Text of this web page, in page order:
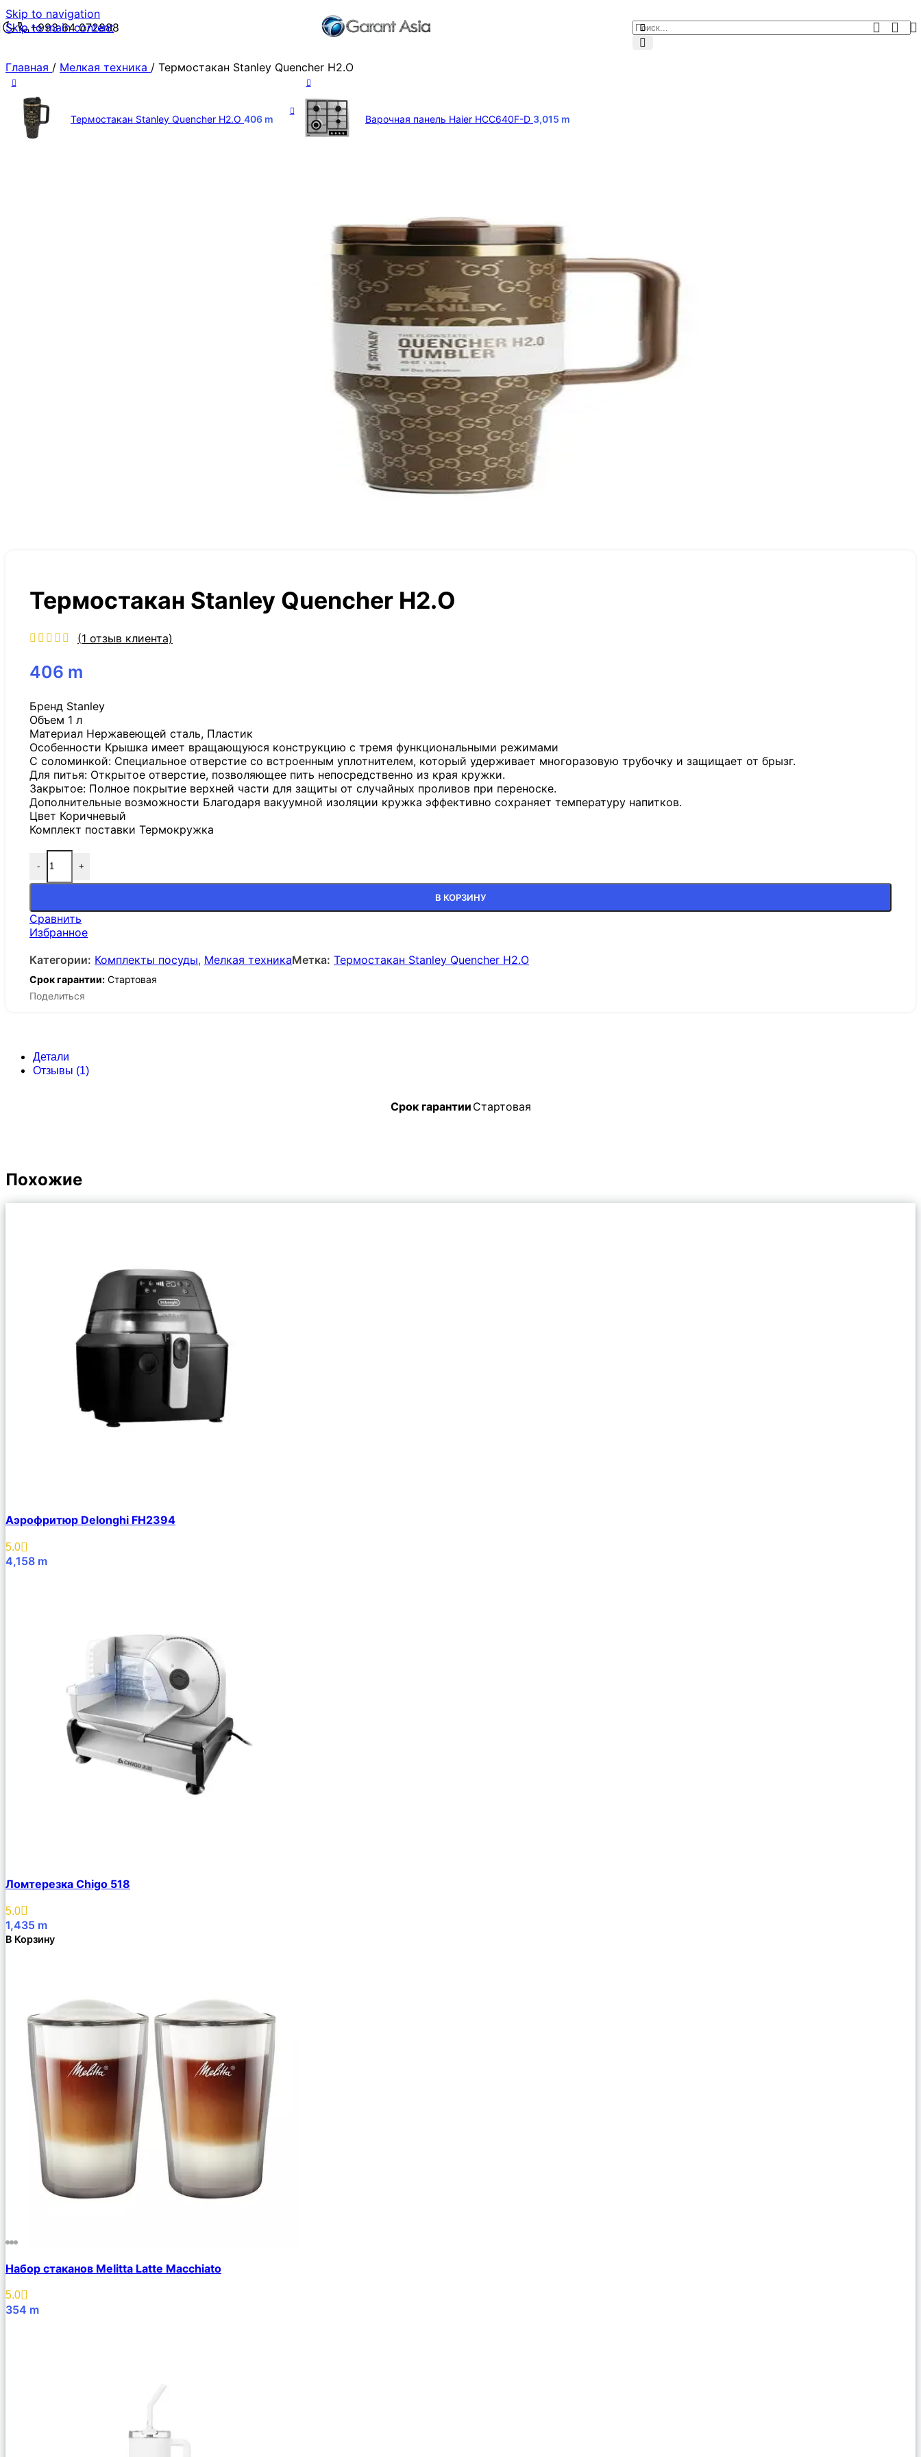
Skip to navigation
Skip to main content
+993 64 072888
Главная / Мелкая техника / Термостакан Stanley Quencher H2.O
Термостакан Stanley Quencher H2.O 406 m Варочная панель Haier HCC640F-D 3,015 m
Термостакан Stanley Quencher H2.O
(1 отзыв клиента)
406 m
Бренд Stanley
Объем 1 л
Материал Нержавеющей сталь, Пластик
Особенности Крышка имеет вращающуюся конструкцию с тремя функциональными режимами
С соломинкой: Специальное отверстие со встроенным уплотнителем, который удерживает многоразовую трубочку и защищает от брызг.
Для питья: Открытое отверстие, позволяющее пить непосредственно из края кружки.
Закрытое: Полное покрытие верхней части для защиты от случайных проливов при переноске.
Дополнительные возможности Благодаря вакуумной изоляции кружка эффективно сохраняет температуру напитков.
Цвет Коричневый
Комплект поставки Термокружка
- +
В КОРЗИНУ
Сравнить
Избранное
Категории: Комплекты посуды, Мелкая техникаМетка: Термостакан Stanley Quencher H2.O
Срок гарантии: Стартовая
Поделиться
Детали
Отзывы (1)
Срок гарантии Стартовая
Похожие
Аэрофритюр Delonghi FH2394
5.0
4,158 m
Ломтерезка Chigo 518
5.0
1,435 m
В Корзину
Набор стаканов Melitta Latte Macchiato
5.0
354 m